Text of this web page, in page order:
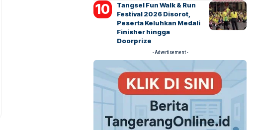
Tangsel Fun Walk & Run
Festival 2026 Disorot,
Peserta Keluhkan Medali
Finisher hingga
Doorprize
- Advertisement -